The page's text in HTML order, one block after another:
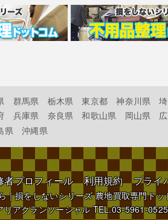
群馬県 栃木県 東京都 神奈川県
兵庫県 奈良県 和歌山県 岡山県
県 沖縄県
者プロフィール 利用規約 プライ
｜損をしないシリーズ 農地買取専門ドッ
リアクランソーシャルTEL.03-5961-